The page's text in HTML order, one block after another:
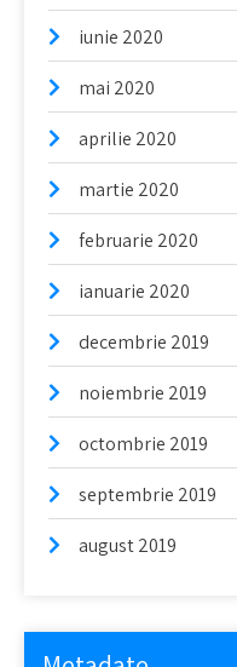
iunie 2020
mai 2020
aprilie 2020
martie 2020
februarie 2020
ianuarie 2020
decembrie 2019
noiembrie 2019
octombrie 2019
septembrie 2019
august 2019